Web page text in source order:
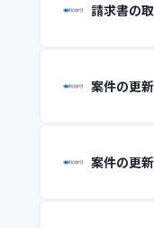
請求書の
案件の更
案件の更